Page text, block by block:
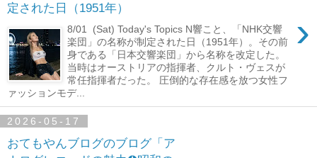
定された日（1951年）
›
8/01 (Sat) Today's Topics N響こと、「NHK交響
楽団」の名称が制定された日（1951年）。その前
身である「日本交響楽団」から名称を改定した。
当時はオーストリアの指揮者、クルト・ヴェスが
常任指揮者だった。 圧倒的な存在感を放つ女性フ
ァッションモデ...
2026-05-17
おてもやんブログのブログ「ア